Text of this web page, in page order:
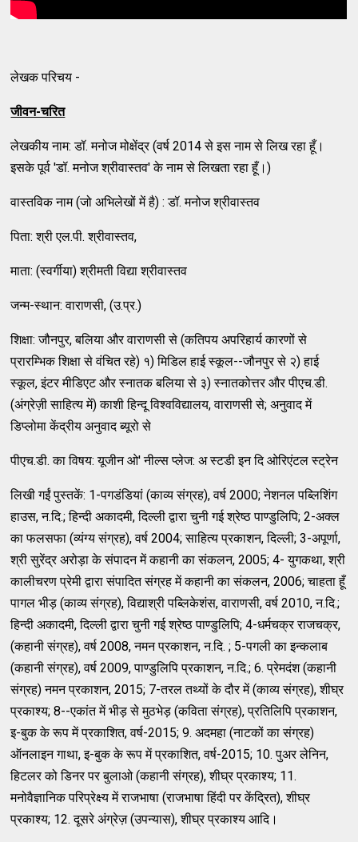
लेखक परिचय -
जीवन-चरित
लेखकीय नाम: डॉ. मनोज मोक्षेंद्र (वर्ष 2014 से इस नाम से लिख रहा हूँ।
इसके पूर्व 'डॉ. मनोज श्रीवास्तव' के नाम से लिखता रहा हूँ।)
वास्तविक नाम (जो अभिलेखों में है) : डॉ. मनोज श्रीवास्तव
पिता: श्री एल.पी. श्रीवास्तव,
माता: (स्वर्गीया) श्रीमती विद्या श्रीवास्तव
जन्म-स्थान: वाराणसी, (उ.प्र.)
शिक्षा: जौनपुर, बलिया और वाराणसी से (कतिपय अपरिहार्य कारणों से
प्रारम्भिक शिक्षा से वंचित रहे) १) मिडिल हाई स्कूल--जौनपुर से २) हाई
स्कूल, इंटर मीडिएट और स्नातक बलिया से ३) स्नातकोत्तर और पीएच.डी.
(अंग्रेज़ी साहित्य में) काशी हिन्दू विश्वविद्यालय, वाराणसी से; अनुवाद में
डिप्लोमा केंद्रीय अनुवाद ब्यूरो से
पीएच.डी. का विषय: यूजीन ओ' नील्स प्लेज: अ स्टडी इन दि ओरिएंटल स्ट्रेन
लिखी गईं पुस्तकें: 1-पगडंडियां (काव्य संग्रह), वर्ष 2000; नेशनल पब्लिशिंग
हाउस, न.दि.; हिन्दी अकादमी, दिल्ली द्वारा चुनी गई श्रेष्ठ पाण्डुलिपि; 2-अक्ल
का फलसफा (व्यंग्य संग्रह), वर्ष 2004; साहित्य प्रकाशन, दिल्ली; 3-अपूर्णा,
श्री सुरेंद्र अरोड़ा के संपादन में कहानी का संकलन, 2005; 4- युगकथा, श्री
कालीचरण प्रेमी द्वारा संपादित संग्रह में कहानी का संकलन, 2006; चाहता हूँ
पागल भीड़ (काव्य संग्रह), विद्याश्री पब्लिकेशंस, वाराणसी, वर्ष 2010, न.दि.;
हिन्दी अकादमी, दिल्ली द्वारा चुनी गई श्रेष्ठ पाण्डुलिपि; 4-धर्मचक्र राजचक्र,
(कहानी संग्रह), वर्ष 2008, नमन प्रकाशन, न.दि. ; 5-पगली का इन्कलाब
(कहानी संग्रह), वर्ष 2009, पाण्डुलिपि प्रकाशन, न.दि.; 6. प्रेमदंश (कहानी
संग्रह) नमन प्रकाशन, 2015; 7-तरल तथ्यों के दौर में (काव्य संग्रह), शीघ्र
प्रकाश्य; 8--एकांत में भीड़ से मुठभेड़ (कविता संग्रह), प्रतिलिपि प्रकाशन,
इ-बुक के रूप में प्रकाशित, वर्ष-2015; 9. अदमहा (नाटकों का संग्रह)
ऑनलाइन गाथा, इ-बुक के रूप में प्रकाशित, वर्ष-2015; 10. पुअर लेनिन,
हिटलर को डिनर पर बुलाओ (कहानी संग्रह), शीघ्र प्रकाश्य; 11.
मनोवैज्ञानिक परिप्रेक्ष्य में राजभाषा (राजभाषा हिंदी पर केंद्रित), शीघ्र
प्रकाश्य; 12. दूसरे अंग्रेज़ (उपन्यास), शीघ्र प्रकाश्य आदि।